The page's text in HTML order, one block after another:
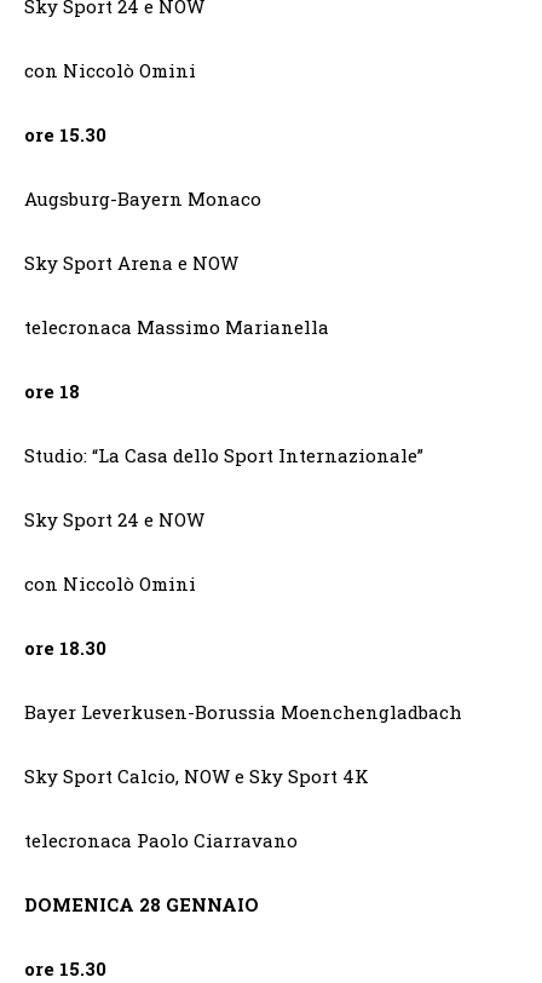
Sky Sport 24 e NOW
con Niccolò Omini
ore 15.30
Augsburg-Bayern Monaco
Sky Sport Arena e NOW
telecronaca Massimo Marianella
ore 18
Studio: “La Casa dello Sport Internazionale”
Sky Sport 24 e NOW
con Niccolò Omini
ore 18.30
Bayer Leverkusen-Borussia Moenchengladbach
Sky Sport Calcio, NOW e Sky Sport 4K
telecronaca Paolo Ciarravano
DOMENICA 28 GENNAIO
ore 15.30